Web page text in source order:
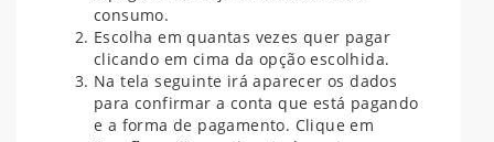
consumo.
Escolha em quantas vezes quer pagar
clicando em cima da opção escolhida.
Na tela seguinte irá aparecer os dados
para confirmar a conta que está pagando
e a forma de pagamento. Clique em